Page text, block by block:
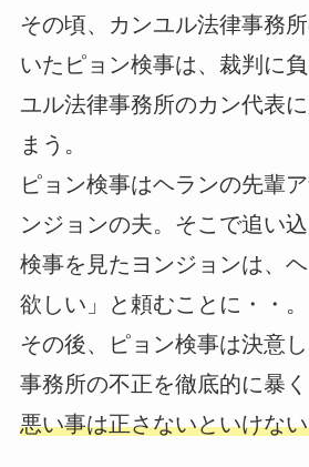
その頃、カンユル法律事務
いたピョン検事は、裁判に
ユル法律事務所のカン代表
まう。
ピョン検事はヘランの先輩
ンジョンの夫。そこで追い
検事を見たヨンジョンは、
欲しい」と頼むことに・・。
その後、ピョン検事は決意
事務所の不正を徹底的に暴く
悪い事は正さないといけな